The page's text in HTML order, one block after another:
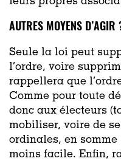
AUTRES MOYENS D’AGIR
Seule la loi peut
l’ordre, voire
rappellera que
Comme pour toute
donc aux électeurs
mobiliser, voire de
ordinales, en somme
moins facile. Enfin,